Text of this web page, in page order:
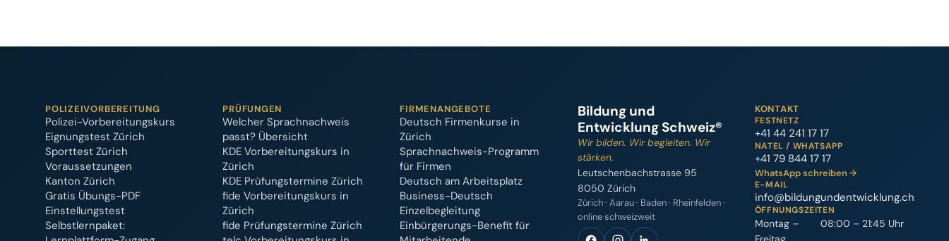
POLIZEIVORBEREITUNG
Polizei-Vorbereitungskurs
Eignungstest Zürich
Sporttest Zürich
Voraussetzungen
Kanton Zürich
Gratis Übungs-PDF
Einstellungstest
Selbstlernpaket:
PRÜFUNGEN
Welcher Sprachnachweis
passt? Übersicht
KDE Vorbereitungskurs in
Zürich
KDE Prüfungstermine Zürich
fide Vorbereitungskurs in
Zürich
fide Prüfungstermine Zürich
FIRMENANGEBOTE
Deutsch Firmenkurse in
Zürich
Sprachnachweis-Programm
für Firmen
Deutsch am Arbeitsplatz
Business-Deutsch
Einzelbegleitung
Einbürgerungs-Benefit für
Bildung und
Entwicklung Schweiz®
Wir bilden. Wir begleiten. Wir
stärken.
Leutschenbachstrasse 95
8050 Zürich
Zürich · Aarau · Baden · Rheinfelden ·
online schweizweit
KONTAKT
FESTNETZ
+41 44 241 17 17
NATEL / WHATSAPP
+41 79 844 17 17
WhatsApp schreiben →
E-MAIL
info@bildungundentwicklung.ch
ÖFFNUNGSZEITEN
Montag –
08:00 – 21:45 Uhr